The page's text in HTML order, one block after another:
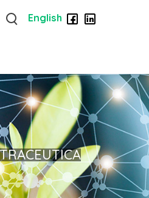
English